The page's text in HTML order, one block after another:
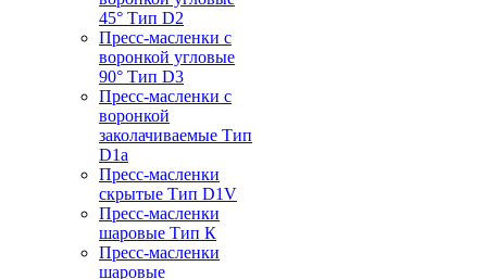
45° Тип D2
Пресс-масленки с
воронкой угловые
90° Тип D3
Пресс-масленки с
воронкой
заколачиваемые Тип
D1a
Пресс-масленки
скрытые Тип D1V
Пресс-масленки
шаровые Тип К
Пресс-масленки
шаровые